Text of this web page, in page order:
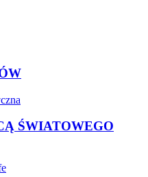
ŚWIATOWEGO